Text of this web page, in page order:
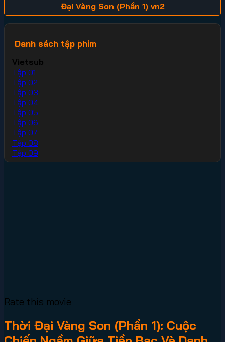
Đại Vàng Son (Phần 1) vn2
Danh sách tập phim
Vietsub
Tập 01
Tập 02
Tập 03
Tập 04
Tập 05
Tập 06
Tập 07
Tập 08
Tập 09
Rate this movie
Thời Đại Vàng Son (Phần 1): Cuộc